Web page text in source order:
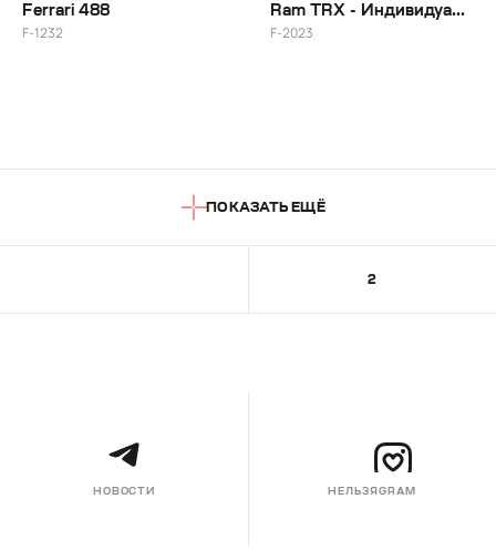
Ferrari 488
F-1232
Ram TRX - Индивидуальный цвет + Выделение спицы цветом
F-2023
ПОКАЗАТЬ ЕЩЁ
2
НОВОСТИ НЕЛЬЗЯGRAM